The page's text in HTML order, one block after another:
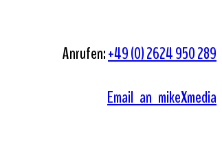
Anrufen:+49 (0) 2624 950 289
Email an mikeXmedia